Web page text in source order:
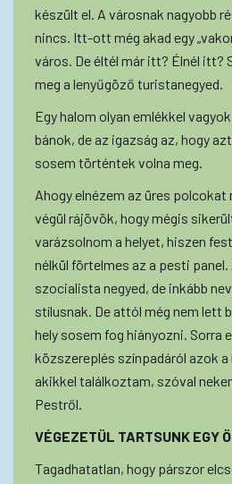
készült el. A városnak nagyobb
nincs. Itt-ott még akad egy
város. De éltél már itt? Élnél itt?
meg a lenyűgöző turistanegyed.
Egy halom olyan emlékkel
bánok, de az igazság az, hogy
sosem történtek volna meg.
Ahogy elnézem az üres polcokat
végül rájövök, hogy mégis
varázsolnom a helyet, hiszen
nélkül förtelmes az a pesti
szocialista negyed, de inkább
stílusnak. De attól még nem lett
hely sosem fog hiányozni. Sorra
közszereplés színpadáról azok
akikkel találkoztam, szóval
Pestről.
VÉGEZETÜL TARTSUNK EGY
Tagadhatatlan, hogy párszor